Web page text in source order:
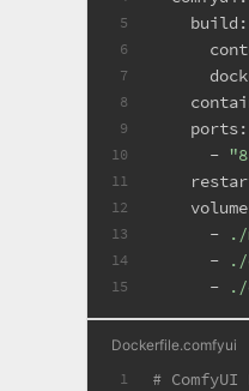
5
6
7
8
9
10
11
12
13
14
15
build:
ports:
-
-
./
-
./
-
./
Dockerfile.comfyui
1
#